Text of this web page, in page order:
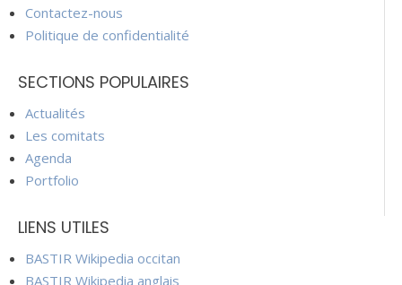
Contactez-nous
Politique de confidentialité
SECTIONS POPULAIRES
Actualités
Les comitats
Agenda
Portfolio
LIENS UTILES
BASTIR Wikipedia occitan
BASTIR Wikipedia anglais